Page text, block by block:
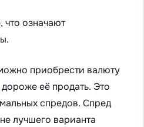
означают
приобрести валюту
её продать. Это
спредов. Спред
лучшего варианта